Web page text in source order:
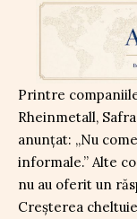
Printre
Rheinmetall,
anunțat: „Nu
informale.” Alte
nu au oferit un
Creșterea